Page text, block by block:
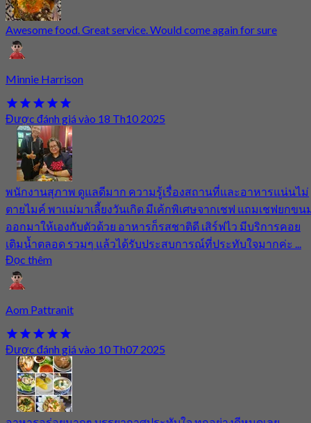
Awesome food. Great service. Would come again for sure
Minnie Harrison
Được đánh giá vào 18 Th10 2025
พนักงานสุภาพ ดูแลดีมาก ความรู้เรื่องสถานที่และอาหารแน่นไม่
ตายไมค์ พาแม่มาเลี้ยงวันเกิด มีเค้กพิเศษจากเชฟ แถมเชฟยกขน
ออกมาให้เองกับตัวด้วย อาหารก็รสชาติดี เสิร์ฟไว มีบริการคอย
เติมน้ำตลอด รวมๆ แล้วได้รับประสบการณ์ที่ประทับใจมากค่ะ ...
Đọc thêm
Aom Pattranit
Được đánh giá vào 10 Th07 2025